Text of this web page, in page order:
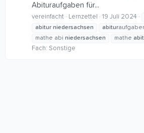
Abituraufgaben für...
vereinfacht Lernzettel 19 Juli 2024
abitur niedersachsen abitur
mathe abi niedersachsen mathe
Fach: Sonstige